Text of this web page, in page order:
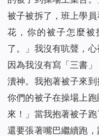
被子被拆了，班上學
花，你的被子怎麼
了。」我沒有吭聲，
因為我沒有寫「三書
瀆神。我抱著被子來
你們的被子在操場上
來！」當我抱著被子
還要張著嘴巴繼續跑，